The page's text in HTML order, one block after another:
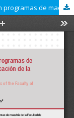
La investigación en educación ambiental en programas de maestría de la Facultad de Ciencias de la Educación de la Universidad del Tolima